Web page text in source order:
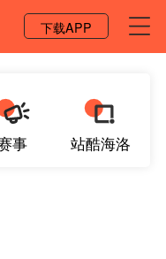
下载APP
事 站酷海洛